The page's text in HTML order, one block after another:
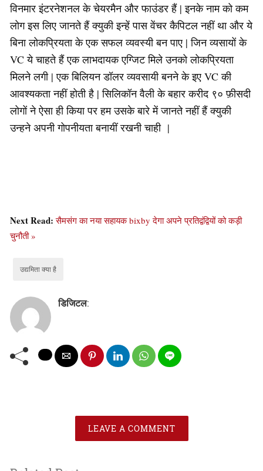
विनमार इंटरनेशनल के चेयरमैन और फाउंडर हैं | इनके नाम को कम
लोग इस लिए जानते हैं क्युकी इन्हें पास वेंचर कैपिटल नहीं था और ये
बिना लोकप्रियता के एक सफल व्यवस्यी बन पाए | जिन व्यसायों के
VC ये चाहते हैं एक लाभदायक एग्जिट मिले उनको लोकप्रियता
मिलने लगी | एक बिलियन डॉलर व्यवसायी बनने के इए VC की
आवश्यकता नहीं होती है | सिलिकॉन वैली के बहार करीद ९० फ़ीसदी
लोगों ने ऐसा ही किया पर हम उसके बारे में जानते नहीं हैं क्युकी
उन्हने अपनी गोपनीयता बनायीं रखनी चाही |
Next Read:सैमसंग का नया सहायक bixby देगा अपने प्रतिद्वंद्वियों को कड़ी
चुनौती »
उद्यमिता क्या है
डिजिटल:
LEAVE A COMMENT